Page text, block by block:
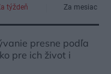
týždeň Za mesiac
presne podľa
pre ich život i